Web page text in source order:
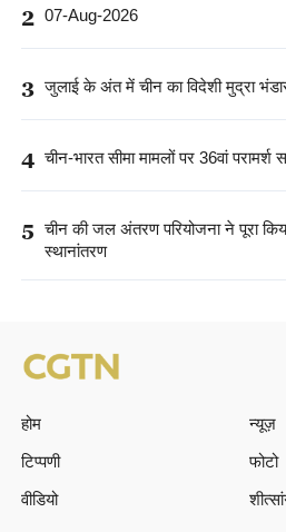
2 07-Aug-2026
3 जुलाई के अंत में चीन का विदेशी मुद्रा
4 चीन-भारत सीमा मामलों पर 36वां
5 चीन की जल अंतरण परियोजना ने पूरा
स्थानांतरण
होम
न्यूज़
टिप्पणी
फोटो
वीडियो